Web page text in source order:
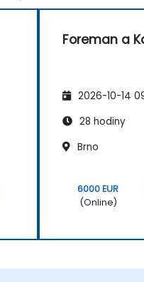
Foreman a
2026-10-14
28 hodiny
Brno
6000 EUR
(Online)